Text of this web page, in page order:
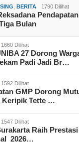
BERITA 1790 Dilihat
Bulan
1660 Dilihat
27 Dorong
Padi Jadi Br…
1592 Dilihat
GMP Dorong
Keripik Tette …
1547 Dilihat
Raih
2026…